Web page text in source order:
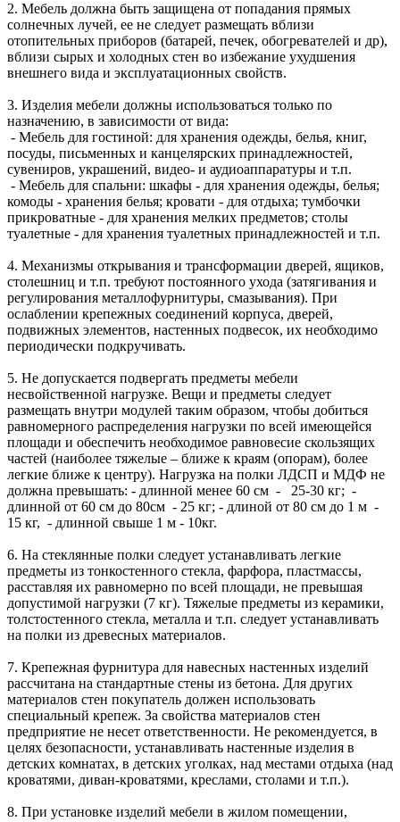
2. Мебель должна быть защищена от попадания прямых
солнечных лучей, ее не следует размещать вблизи
отопительных приборов (батарей, печек, обогревателей и др),
вблизи сырых и холодных стен во избежание ухудшения
внешнего вида и эксплуатационных свойств.
3. Изделия мебели должны использоваться только по
назначению, в зависимости от вида:
- Мебель для гостиной: для хранения одежды, белья, книг,
посуды, письменных и канцелярских принадлежностей,
сувениров, украшений, видео- и аудиоаппаратуры и т.п.
- Мебель для спальни: шкафы - для хранения одежды, белья;
комоды - хранения белья; кровати - для отдыха; тумбочки
прикроватные - для хранения мелких предметов; столы
туалетные - для хранения туалетных принадлежностей и т.п.
4. Механизмы открывания и трансформации дверей, ящиков,
столешниц и т.п. требуют постоянного ухода (затягивания и
регулирования металлофурнитуры, смазывания). При
ослаблении крепежных соединений корпуса, дверей,
подвижных элементов, настенных подвесок, их необходимо
периодически подкручивать.
5. Не допускается подвергать предметы мебели
несвойственной нагрузке. Вещи и предметы следует
размещать внутри модулей таким образом, чтобы добиться
равномерного распределения нагрузки по всей имеющейся
площади и обеспечить необходимое равновесие скользящих
частей (наиболее тяжелые – ближе к краям (опорам), более
легкие ближе к центру). Нагрузка на полки ЛДСП и МДФ не
должна превышать: - длинной менее 60 см - 25-30 кг; -
длинной от 60 см до 80см - 25 кг; - длиной от 80 см до 1 м -
15 кг, - длинной свыше 1 м - 10кг.
6. На стеклянные полки следует устанавливать легкие
предметы из тонкостенного стекла, фарфора, пластмассы,
расставляя их равномерно по всей площади, не превышая
допустимой нагрузки (7 кг). Тяжелые предметы из керамики,
толстостенного стекла, металла и т.п. следует устанавливать
на полки из древесных материалов.
7. Крепежная фурнитура для навесных настенных изделий
рассчитана на стандартные стены из бетона. Для других
материалов стен покупатель должен использовать
специальный крепеж. За свойства материалов стен
предприятие не несет ответственности. Не рекомендуется, в
целях безопасности, устанавливать настенные изделия в
детских комнатах, в детских уголках, над местами отдыха (над
кроватями, диван-кроватями, креслами, столами и т.п.).
8. При установке изделий мебели в жилом помещении,